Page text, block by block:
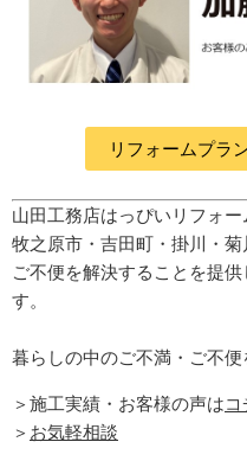
リフォームプラ
山田工務店はっぴいリフォ
牧之原市・吉田町 ・掛川・菊
ご不便を解決することを提
す。
暮らしの中のご不満・ご不便
＞施工実績・お客様の声はコ
＞ お気軽相談